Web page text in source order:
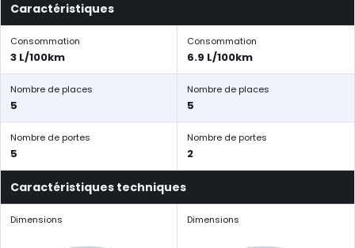
Caractéristiques
Consommation
3 L/100km
Consommation
6.9 L/100km
Nombre de places
5
Nombre de places
5
Nombre de portes
5
Nombre de portes
2
Caractéristiques techniques
Dimensions Dimensions